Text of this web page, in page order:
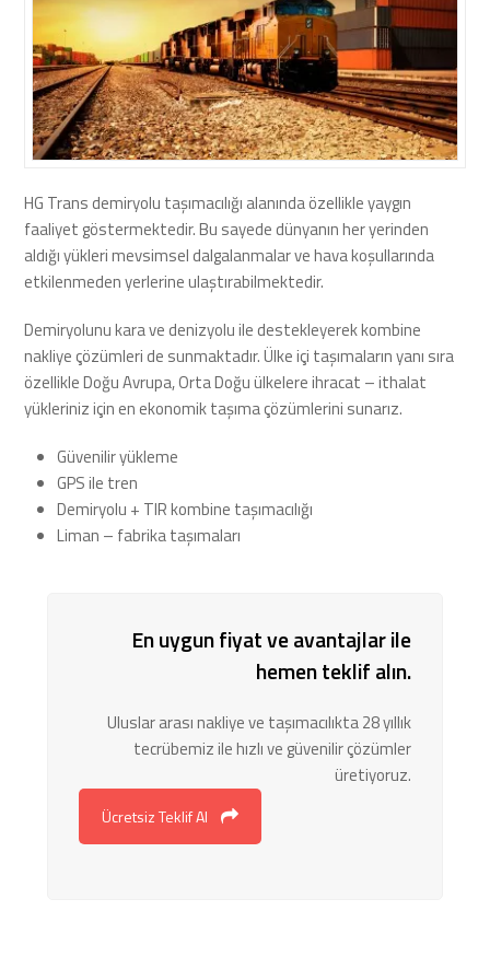
HG Trans demiryolu taşımacılığı alanında özellikle yaygın
faaliyet göstermektedir. Bu sayede dünyanın her yerinden
aldığı yükleri mevsimsel dalgalanmalar ve hava koşullarında
etkilenmeden yerlerine ulaştırabilmektedir.
Demiryolunu kara ve denizyolu ile destekleyerek kombine
nakliye çözümleri de sunmaktadır. Ülke içi taşımaların yanı sıra
özellikle Doğu Avrupa, Orta Doğu ülkelere ihracat – ithalat
yükleriniz için en ekonomik taşıma çözümlerini sunarız.
Güvenilir yükleme
GPS ile tren
Demiryolu + TIR kombine taşımacılığı
Liman – fabrika taşımaları
En uygun fiyat ve avantajlar ile
hemen teklif alın.
Uluslar arası nakliye ve taşımacılıkta 28 yıllık
tecrübemiz ile hızlı ve güvenilir çözümler
üretiyoruz.
Ücretsiz Teklif Al